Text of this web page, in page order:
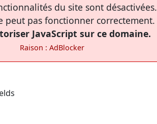
du site sont désactivées.
peut pas fonctionner correctement.
JavaScript sur ce domaine.
Raison : AdBlocker